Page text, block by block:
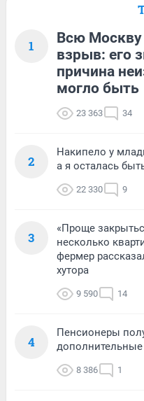
1
Всю Москву
взрыв: его
причина
могло быть
23 363 34
2
Накипело у
а я осталась
22 330 9
3
«Проще
несколько
фермер
хутора
9 590 14
4
Пенсионеры
8 386 1